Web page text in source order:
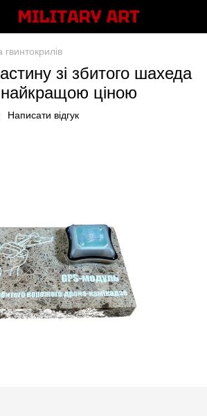
гвинтокрилів
зі збитого шахеда
найкращою ціною
Написати відгук